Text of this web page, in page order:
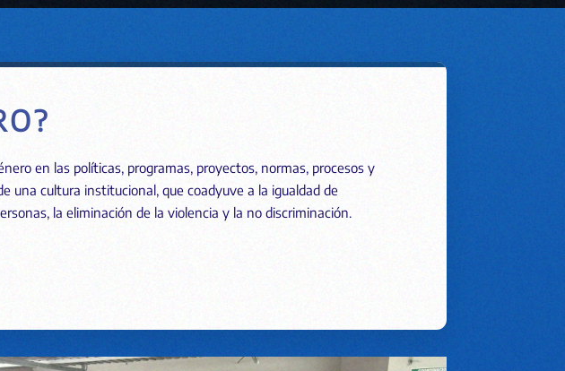
en las políticas, programas, proyectos, normas, procesos y
una cultura institucional, que coadyuve a la igualdad de
la eliminación de la violencia y la no discriminación.